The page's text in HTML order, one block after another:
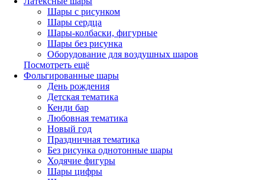
Шары с рисунком
Шары сердца
Шары-колбаски, фигурные
Шары без рисунка
Оборудование для воздушных шаров
Посмотреть ещё
Фольгированные шары
День рождения
Детская тематика
Кенди бар
Любовная тематика
Новый год
Праздничная тематика
Без рисунка однотонные шары
Ходячие фигуры
Шары цифры